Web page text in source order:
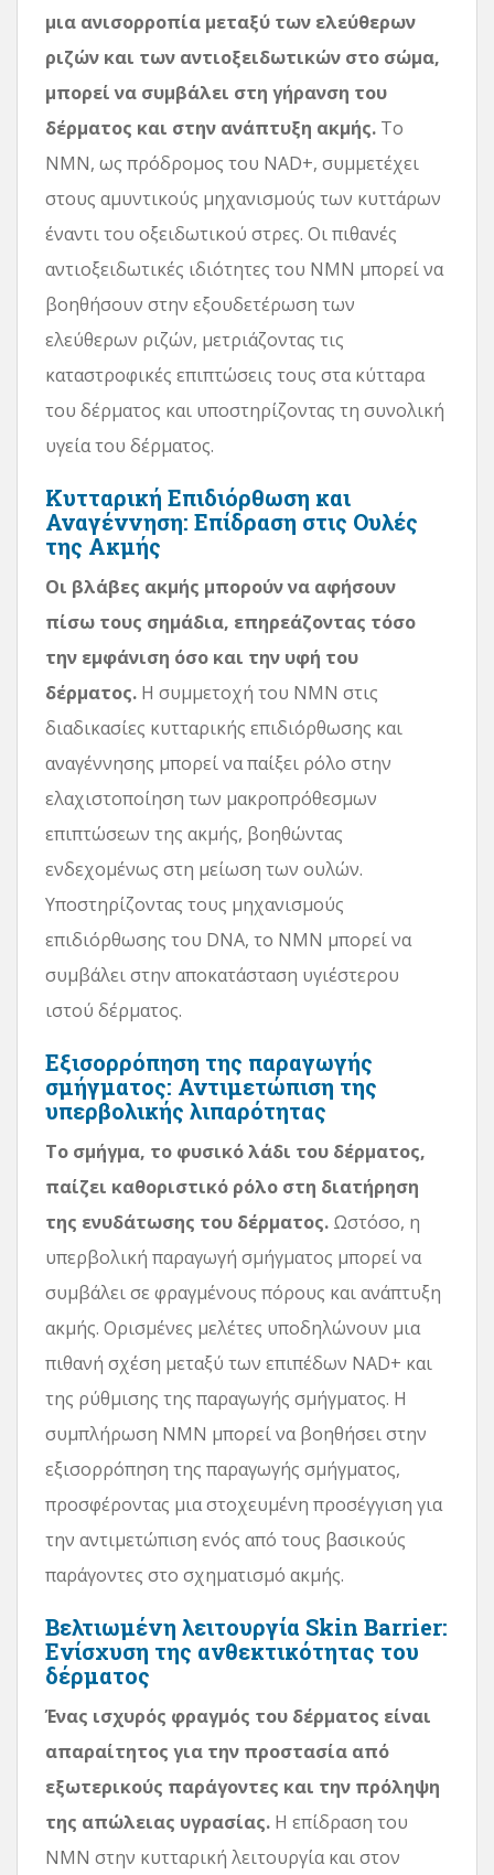
μια ανισορροπία μεταξύ των ελεύθερων
ριζών και των αντιοξειδωτικών στο σώμα,
μπορεί να συμβάλει στη γήρανση του
δέρματος και στην ανάπτυξη ακμής. Το
NMN, ως πρόδρομος του NAD+, συμμετέχει
στους αμυντικούς μηχανισμούς των κυττάρων
έναντι του οξειδωτικού στρες. Οι πιθανές
αντιοξειδωτικές ιδιότητες του NMN μπορεί να
βοηθήσουν στην εξουδετέρωση των
ελεύθερων ριζών, μετριάζοντας τις
καταστροφικές επιπτώσεις τους στα κύτταρα
του δέρματος και υποστηρίζοντας τη συνολική
υγεία του δέρματος.
Κυτταρική Επιδιόρθωση και
Αναγέννηση: Επίδραση στις Ουλές
της Ακμής
Οι βλάβες ακμής μπορούν να αφήσουν
πίσω τους σημάδια, επηρεάζοντας τόσο
την εμφάνιση όσο και την υφή του
δέρματος. Η συμμετοχή του NMN στις
διαδικασίες κυτταρικής επιδιόρθωσης και
αναγέννησης μπορεί να παίξει ρόλο στην
ελαχιστοποίηση των μακροπρόθεσμων
επιπτώσεων της ακμής, βοηθώντας
ενδεχομένως στη μείωση των ουλών.
Υποστηρίζοντας τους μηχανισμούς
επιδιόρθωσης του DNA, το NMN μπορεί να
συμβάλει στην αποκατάσταση υγιέστερου
ιστού δέρματος.
Εξισορρόπηση της παραγωγής
σμήγματος: Αντιμετώπιση της
υπερβολικής λιπαρότητας
Το σμήγμα, το φυσικό λάδι του δέρματος,
παίζει καθοριστικό ρόλο στη διατήρηση
της ενυδάτωσης του δέρματος. Ωστόσο, η
υπερβολική παραγωγή σμήγματος μπορεί να
συμβάλει σε φραγμένους πόρους και ανάπτυξη
ακμής. Ορισμένες μελέτες υποδηλώνουν μια
πιθανή σχέση μεταξύ των επιπέδων NAD+ και
της ρύθμισης της παραγωγής σμήγματος. Η
συμπλήρωση NMN μπορεί να βοηθήσει στην
εξισορρόπηση της παραγωγής σμήγματος,
προσφέροντας μια στοχευμένη προσέγγιση για
την αντιμετώπιση ενός από τους βασικούς
παράγοντες στο σχηματισμό ακμής.
Βελτιωμένη λειτουργία Skin Barrier:
Ενίσχυση της ανθεκτικότητας του
δέρματος
Ένας ισχυρός φραγμός του δέρματος είναι
απαραίτητος για την προστασία από
εξωτερικούς παράγοντες και την πρόληψη
της απώλειας υγρασίας. Η επίδραση του
NMN στην κυτταρική λειτουργία και στον